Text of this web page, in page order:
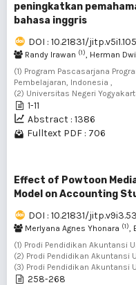
peningkatkan
bahasa inggris
DOI : 10.21831/
Randy Irawan (1), Herman
(1) Program Pascasarjana
Pembelajaran, Indonesia ,
(2) Universitas Negeri
1-11
Abstract : 1386
Fulltext PDF : 706
Effect of Powtoon
Model on Accounting
DOI : 10.21831/
Merlyana Agnes Yhonara (1),
(1) Prodi Pendidikan Akuntansi
(2) Prodi Pendidikan Akuntansi
(3) Prodi Pendidikan Akuntansi
258-268